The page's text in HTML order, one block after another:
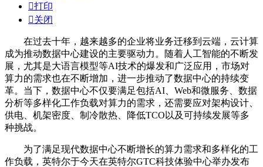
打印
关闭
在过去十年，越来越多的企业将业务迁移到云端，云计算
成为推动数据中心建设的主要驱动力。随着人工智能的不断发
展，尤其是大语言模型等AI技术的爆发和广泛应用，市场对
算力的需求也在不断增加，进一步推动了数据中心的持续变
革。当下，数据中心不仅要满足包括AI、Web和微服务、数据
分析等多样化工作负载对算力的需求，还需要应对架构设计、
供电、机架密度、制冷散热、降低TCO以及可持续发展等多
种挑战。
为了满足现代数据中心不断增长的算力需求和多样化的工
作负载，英特尔于今天在英特尔GTC科技体验中心举办发布